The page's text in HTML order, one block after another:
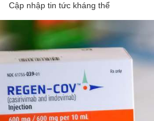
Cập nhập tin tức kháng thể